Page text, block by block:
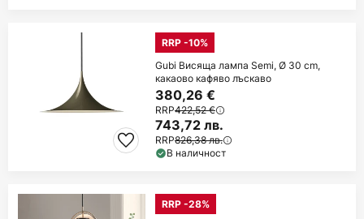
RRP -10%
Gubi Висяща лампа Semi, Ø 30 cm,
какаово кафяво лъскаво
380,26 €
RRP422,52 €
743,72 лв.
RRP826,38 лв.
В наличност
RRP -28%